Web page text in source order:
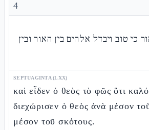
4
כי טוב ויבדל אלהים בין האור ובין
SEPTUAGINTA (LXX)
καὶ εἶδεν ὁ θεὸς τὸ φῶς ὅτι
διεχώρισεν ὁ θεὸς ἀνὰ μέσον
μέσον τοῦ σκότους.